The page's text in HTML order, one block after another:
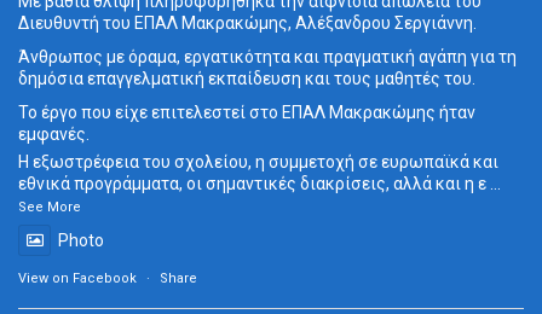
Διευθυντή του ΕΠΑΛ Μακρακώμης, Αλέξανδρου Σεργιάννη.
Άνθρωπος με όραμα, εργατικότητα και πραγματική αγάπη για τη
δημόσια επαγγελματική εκπαίδευση και τους μαθητές του.
Το έργο που είχε επιτελεστεί στο ΕΠΑΛ Μακρακώμης ήταν
εμφανές.
Η εξωστρέφεια του σχολείου, η συμμετοχή σε ευρωπαϊκά και
εθνικά προγράμματα, οι σημαντικές διακρίσεις, αλλά και η ε...
See More
Photo
View on Facebook · Share